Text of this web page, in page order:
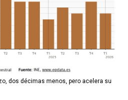
dos décimas menos, pero acelera su